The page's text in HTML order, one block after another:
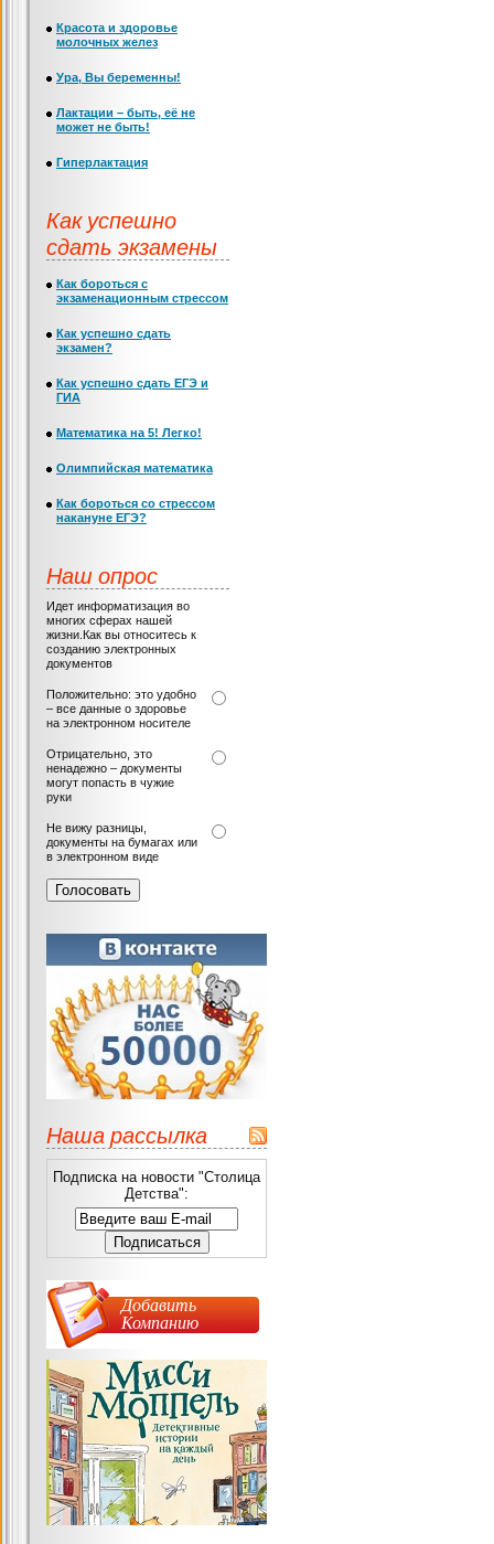
Красота и здоровье
молочных желез
Ура, Вы беременны!
Лактации – быть, её не
может не быть!
Гиперлактация
Как успешно
сдать экзамены
Как бороться с
экзаменационным стрессом
Как успешно сдать
экзамен?
Как успешно сдать ЕГЭ и
ГИА
Математика на 5! Легко!
Олимпийская математика
Как бороться со стрессом
накануне ЕГЭ?
Наш опрос
Идет информатизация во
многих сферах нашей
жизни.Как вы относитесь к
созданию электронных
документов
Положительно: это удобно
– все данные о здоровье
на электронном носителе
Отрицательно, это
ненадежно – документы
могут попасть в чужие
руки
Не вижу разницы,
документы на бумагах или
в электронном виде
Наша рассылка
Подписка на новости "Столица
Детства":
Добавить
Компанию